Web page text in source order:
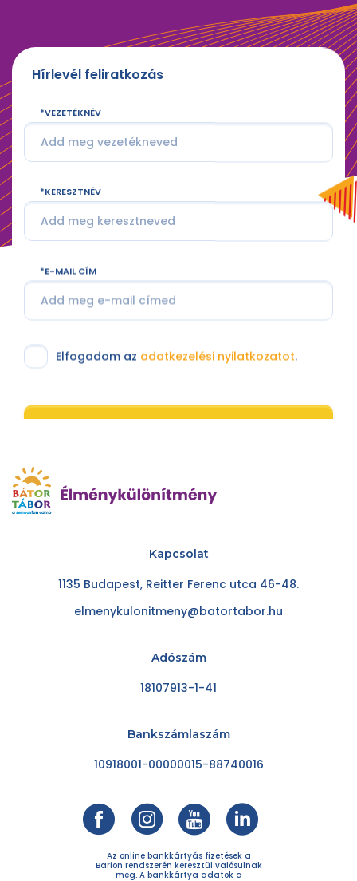
Hírlevél feliratkozás
VEZETÉKNÉV
KERESZTNÉV
E-MAIL CÍM
Elfogadom az adatkezelési nyilatkozatot.
Feliratkozom
Kapcsolat
1135 Budapest, Reitter Ferenc utca 46-48.
elmenykulonitmeny@batortabor.hu
Adószám
18107913-1-41
Bankszámlaszám
10918001-00000015-88740016
Az online bankkártyás fizetések a
Barion rendszerén keresztül valósulnak
meg. A bankkártya adatok a